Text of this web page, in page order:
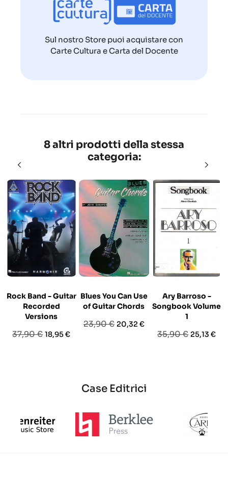
Sul nostro Store puoi acquistare con
Carte Cultura e Carta del Docente
8 altri prodotti della stessa
categoria:
Rock Band - Guitar
Recorded
Versions
Prezzo
37,90 €Prezzo
18,95 €
Blues You Can Use
of Guitar Chords
Prezzo
23,90 € Prezzo
20,32 €
Ary Barroso -
Songbook Volume
1
Prezzo
35,90 € Prezzo
25,13 €
Case Editrici